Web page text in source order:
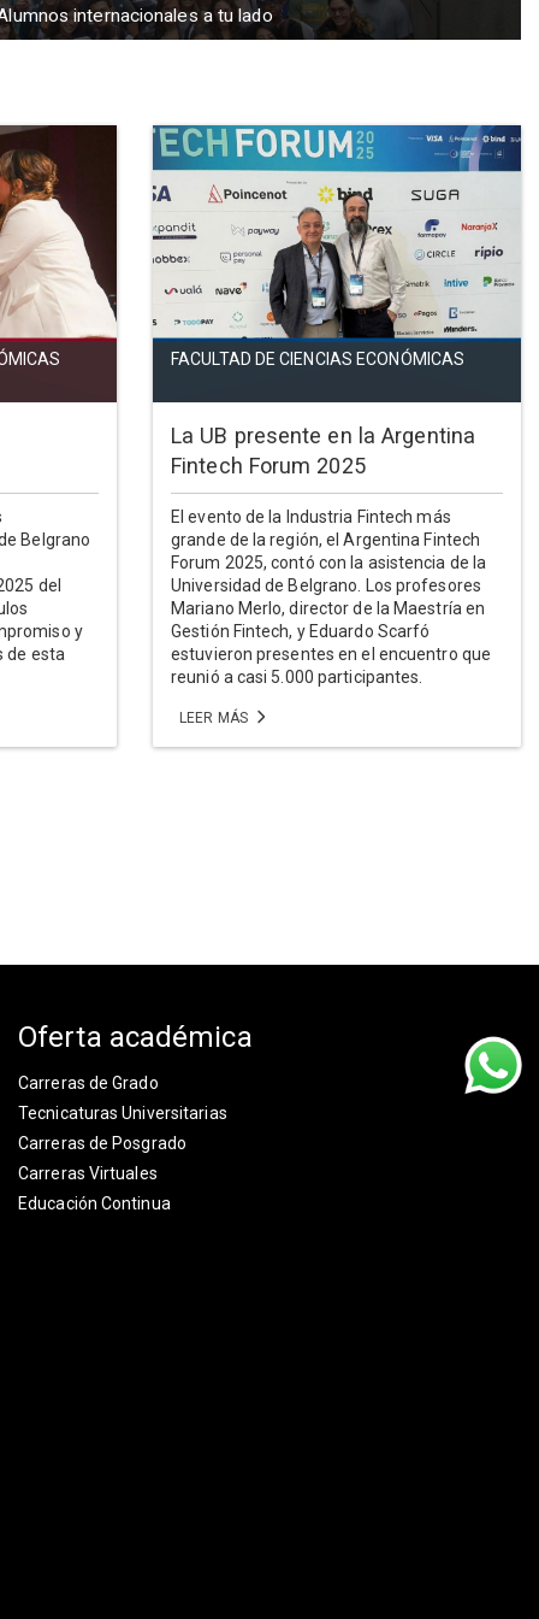
internacionales a tu lado
Belgrano
del
y
de esta
FACULTAD DE CIENCIAS ECONÓMICAS
La UB presente en la Argentina
Fintech Forum 2025
El evento de la Industria Fintech más
grande de la región, el Argentina Fintech
Forum 2025, contó con la asistencia de la
Universidad de Belgrano. Los profesores
Mariano Merlo, director de la Maestría en
Gestión Fintech, y Eduardo Scarfó
estuvieron presentes en el encuentro que
reunió a casi 5.000 participantes.
LEER MÁS
Oferta académica
Carreras de Grado
Tecnicaturas Universitarias
Carreras de Posgrado
Carreras Virtuales
Educación Continua